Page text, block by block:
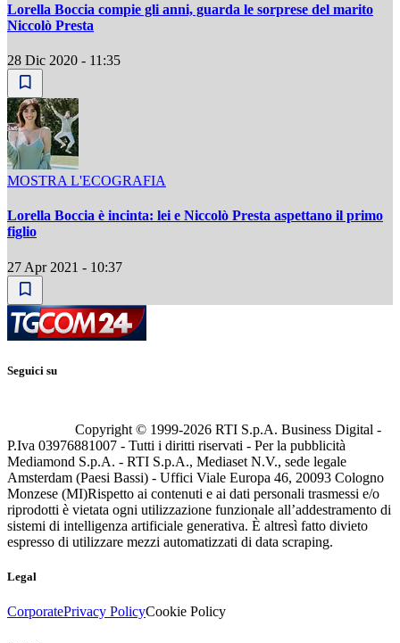
Lorella Boccia compie gli anni, guarda le sorprese del marito
Niccolò Presta
28 Dic 2020 - 11:35
MOSTRA L'ECOGRAFIA
Lorella Boccia è incinta: lei e Niccolò Presta aspettano il primo
figlio
27 Apr 2021 - 10:37
Seguici su
Copyright © 1999-2026 RTI S.p.A. Business Digital -
P.Iva 03976881007 - Tutti i diritti riservati - Per la pubblicità
Mediamond S.p.A. - RTI S.p.A., Mediaset N.V., sede legale
Amsterdam (Paesi Bassi) - Uffici Viale Europa 46, 20093 Cologno
Monzese (MI)Rispetto ai contenuti e ai dati personali trasmessi e/o
riprodotti è vietata ogni utilizzazione funzionale all’addestramento di
sistemi di intelligenza artificiale generativa. È altresì fatto divieto
espresso di utilizzare mezzi automatizzati di data scraping.
Legal
CorporatePrivacy PolicyCookie Policy